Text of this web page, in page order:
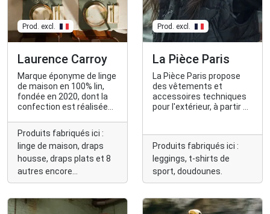
Prod. excl.
Laurence Carroy
Marque éponyme de linge
de maison en 100% lin,
fondée en 2020, dont la
confection est réalisée
France. Une collection de
vêtements en lin est
venue enrichir la marque
l'été 2024, celle-ci est
fabriquée dans les Alpes
Produits fabriqués ici :
linge de maison, draps
housse, draps plats et 8
autres encore...
Prod. excl.
La Pièce Paris
La Pièce Paris propose
des vêtements et
accessoires techniques
pour l'extérieur, à partir de
Produits fabriqués ici :
leggings, t-shirts de
sport, doudounes.